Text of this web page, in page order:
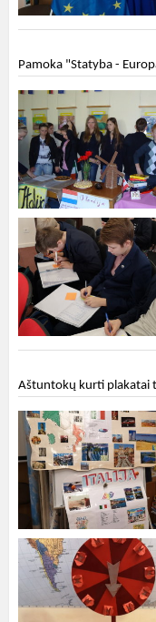
Pamoka "Statyba -
Aštuntokų kurti plakatai